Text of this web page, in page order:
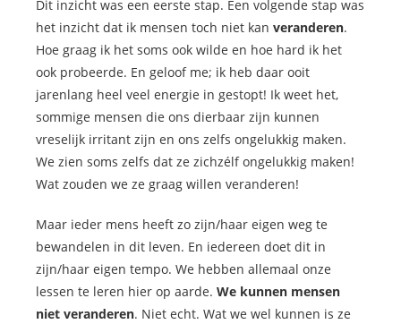
Dit inzicht was een eerste stap. Een volgende stap was
het inzicht dat ik mensen toch niet kan veranderen.
Hoe graag ik het soms ook wilde en hoe hard ik het
ook probeerde. En geloof me; ik heb daar ooit
jarenlang heel veel energie in gestopt! Ik weet het,
sommige mensen die ons dierbaar zijn kunnen
vreselijk irritant zijn en ons zelfs ongelukkig maken.
We zien soms zelfs dat ze zichzélf ongelukkig maken!
Wat zouden we ze graag willen veranderen!
Maar ieder mens heeft zo zijn/haar eigen weg te
bewandelen in dit leven. En iedereen doet dit in
zijn/haar eigen tempo. We hebben allemaal onze
lessen te leren hier op aarde. We kunnen mensen
niet veranderen. Niet echt. Wat we wel kunnen is ze